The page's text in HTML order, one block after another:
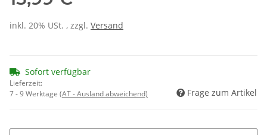
inkl. 20% USt. , zzgl. Versand
Sofort verfügbar
Lieferzeit:
7 - 9 Werktage (AT - Ausland abweichend) Frage zum Artikel